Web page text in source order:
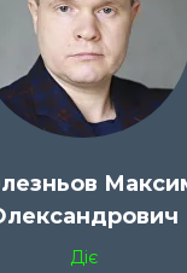
Діє